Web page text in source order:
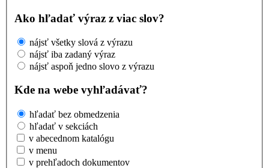
Ako hľadať výraz z viac slov?
nájsť všetky slová z výrazu
nájsť iba zadaný výraz
nájsť aspoň jedno slovo z výrazu
Kde na webe vyhľadávať?
hľadať bez obmedzenia
hľadať v sekciách
v abecednom katalógu
v menu
v prehľadoch dokumentov